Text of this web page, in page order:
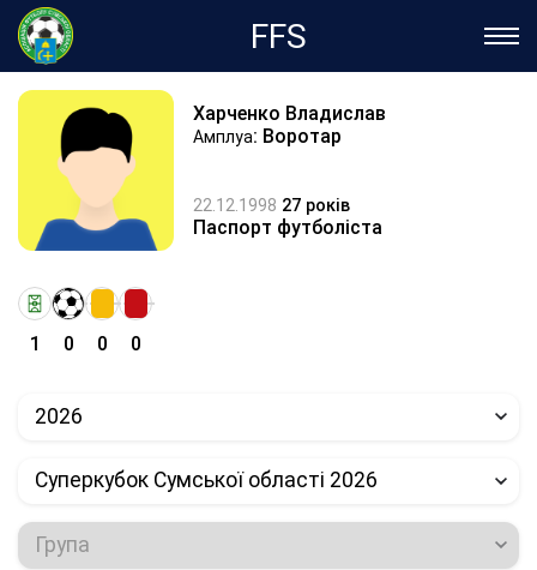
FFS
Харченко Владислав
Амплуа: Воротар
22.12.1998 27 років
Паспорт футболіста
1 0 0 0
2026
Суперкубок Сумської області 2026
Група